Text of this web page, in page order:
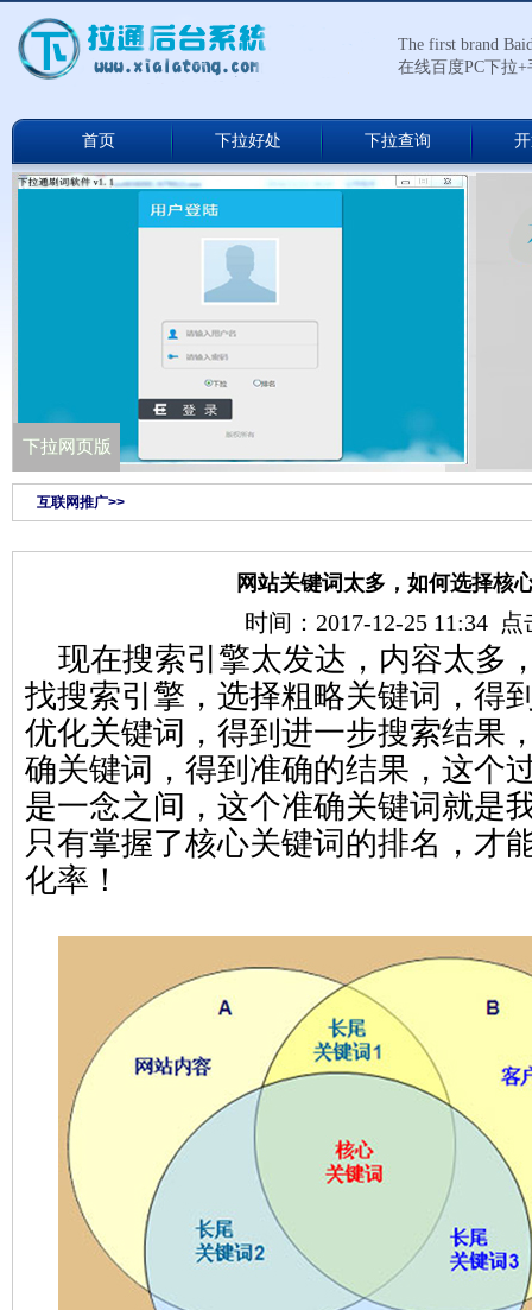
The first brand
在线百度PC下拉
首页 下拉好处 下拉查询
下拉通网络版
下拉网页版
互联网推广>>
网站关键词太多，如何选择核
时间：2017-12-25 11:34
现在搜索引擎太发达，内容太多
找搜索引擎，选择粗略关键词，得
优化关键词，得到进一步搜索结果
确关键词，得到准确的结果，这个
是一念之间，这个准确关键词就是
只有掌握了核心关键词的排名，才
化率！